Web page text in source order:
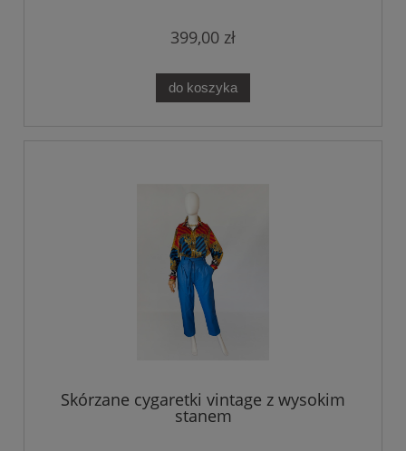
399,00 zł
do koszyka
Skórzane cygaretki vintage z wysokim
stanem